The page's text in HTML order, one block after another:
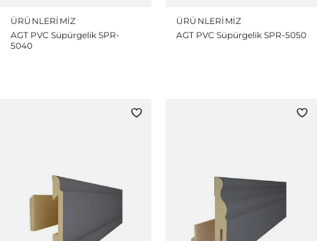
ÜRÜNLERIMIZ
AGT PVC Süpürgelik SPR-
5040
ÜRÜNLERIMIZ
AGT PVC Süpürgelik SPR-5050